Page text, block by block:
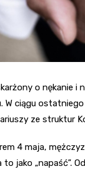
o nękanie i
W ciągu
ze struktur
4 maja,
jako „napaść”.